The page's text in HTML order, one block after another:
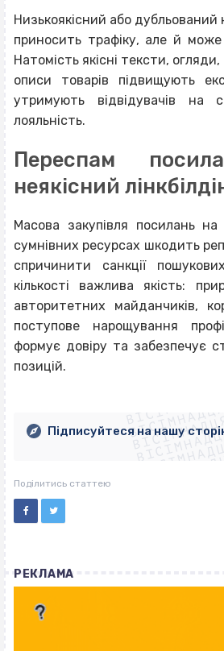
Низькоякісний або
приносить трафіку, але й
Натомість якісні тексти,
описи товарів підвищують
утримують відвідувачів на
лояльність.
Переспам
неякісний
Масова закупівля посилань
сумнівних ресурсах шкодить
спричинити санкції
кількості важлива якість:
авторитетних майданчиків,
поступове нарощування
формує довіру та забезпечує
позицій.
Підписуйтеся на нашу
Поділитись статтею
РЕКЛАМА